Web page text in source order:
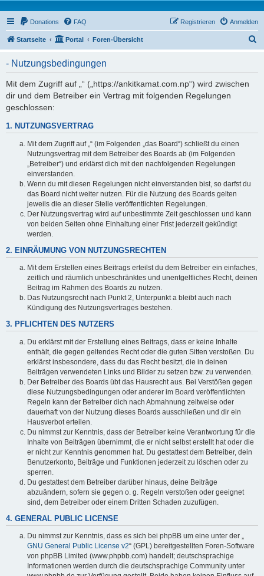
Donations FAQ Anmelden
Registrieren
Startseite Portal Foren-Übersicht
- Nutzungsbedingungen
Mit dem Zugriff auf „“ („https://ankitkamat.com.np“) wird zwischen
dir und dem Betreiber ein Vertrag mit folgenden Regelungen
geschlossen:
1. NUTZUNGSVERTRAG
Mit dem Zugriff auf „“ (im Folgenden „das Board“) schließt du einen
Nutzungsvertrag mit dem Betreiber des Boards ab (im Folgenden
„Betreiber“) und erklärst dich mit den nachfolgenden Regelungen
einverstanden.
Wenn du mit diesen Regelungen nicht einverstanden bist, so darfst du
das Board nicht weiter nutzen. Für die Nutzung des Boards gelten
jeweils die an dieser Stelle veröffentlichten Regelungen.
Der Nutzungsvertrag wird auf unbestimmte Zeit geschlossen und kann
von beiden Seiten ohne Einhaltung einer Frist jederzeit gekündigt
werden.
2. EINRÄUMUNG VON NUTZUNGSRECHTEN
Mit dem Erstellen eines Beitrags erteilst du dem Betreiber ein einfaches,
zeitlich und räumlich unbeschränktes und unentgeltliches Recht, deinen
Beitrag im Rahmen des Boards zu nutzen.
Das Nutzungsrecht nach Punkt 2, Unterpunkt a bleibt auch nach
Kündigung des Nutzungsvertrages bestehen.
3. PFLICHTEN DES NUTZERS
Du erklärst mit der Erstellung eines Beitrags, dass er keine Inhalte
enthält, die gegen geltendes Recht oder die guten Sitten verstoßen. Du
erklärst insbesondere, dass du das Recht besitzt, die in deinen
Beiträgen verwendeten Links und Bilder zu setzen bzw. zu verwenden.
Der Betreiber des Boards übt das Hausrecht aus. Bei Verstößen gegen
diese Nutzungsbedingungen oder anderer im Board veröffentlichten
Regeln kann der Betreiber dich nach Abmahnung zeitweise oder
dauerhaft von der Nutzung dieses Boards ausschließen und dir ein
Hausverbot erteilen.
Du nimmst zur Kenntnis, dass der Betreiber keine Verantwortung für die
Inhalte von Beiträgen übernimmt, die er nicht selbst erstellt hat oder die
er nicht zur Kenntnis genommen hat. Du gestattest dem Betreiber, dein
Benutzerkonto, Beiträge und Funktionen jederzeit zu löschen oder zu
sperren.
Du gestattest dem Betreiber darüber hinaus, deine Beiträge
abzuändern, sofern sie gegen o. g. Regeln verstoßen oder geeignet
sind, dem Betreiber oder einem Dritten Schaden zuzufügen.
4. GENERAL PUBLIC LICENSE
Du nimmst zur Kenntnis, dass es sich bei phpBB um eine unter der „
GNU General Public License v2“ (GPL) bereitgestellten Foren-Software
von phpBB Limited (www.phpbb.com) handelt; deutschsprachige
Informationen werden durch die deutschsprachige Community unter